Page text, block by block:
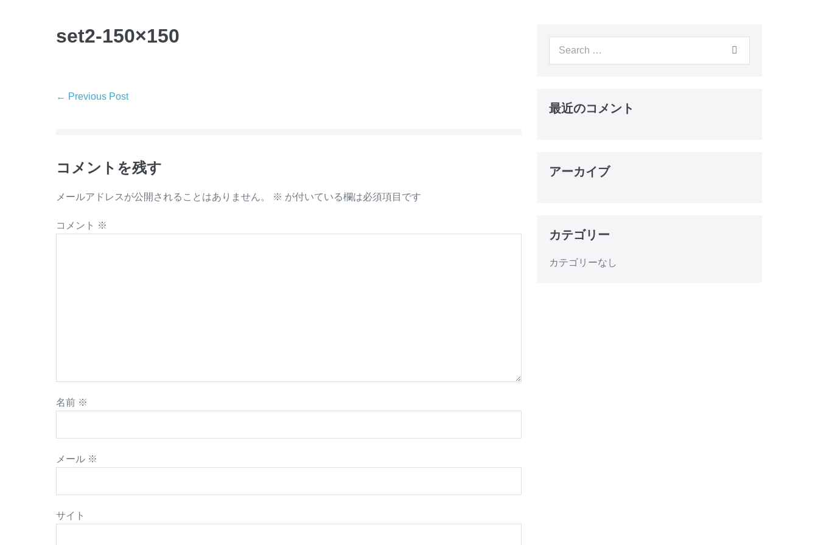
set2-150×150
Post
← Previous Post
コメントを残す
メールアドレスが公開されることはありません。 ※ が付いている欄は必須項目です
コメント ※
名前 ※
メール ※
サイト
Search
最近のコメント
アーカイブ
カテゴリー
カテゴリーなし